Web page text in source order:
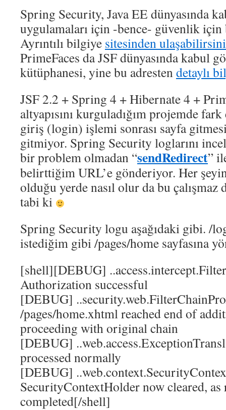
Spring Security, Java EE dünyasında
uygulamaları için -bence- güvenlik
Ayrıntılı bilgiye sitesinden
PrimeFaces da JSF dünyasında kabul
kütüphanesi, yine bu adrestendetaylı
JSF 2.2 + Spring 4 + Hibernate 4 +
altyapısını kurguladığım projemde
giriş (login) işlemi sonrası sayfa
gitmiyor. Spring Security loglarını
bir problem olmadan “sendRedirect”
belirttiğim URL’e gönderiyor. Her
olduğu yerde nasıl olur da bu çalışmaz
tabi ki
Spring Security logu aşağıdaki gibi. /
istediğim gibi /pages/home sayfasına
[shell][DEBUG]
Authorization successful
[DEBUG]
/pages/home.xhtml reached end of
proceeding with original chain
[DEBUG]
processed normally
[DEBUG]
SecurityContextHolder now cleared, as
completed[/shell]